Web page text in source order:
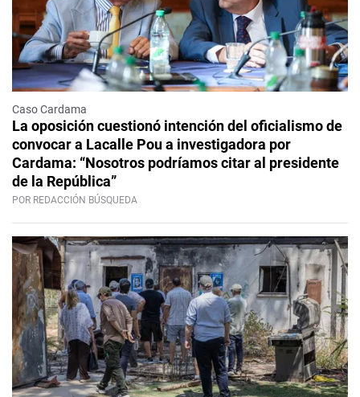
Caso Cardama
La oposición cuestionó intención del oficialismo de
convocar a Lacalle Pou a investigadora por
Cardama: “Nosotros podríamos citar al presidente
de la República”
POR REDACCIÓN BÚSQUEDA